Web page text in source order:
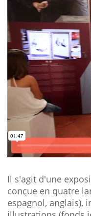
Il s'agit d'une
conçue en quatre
espagnol, anglais),